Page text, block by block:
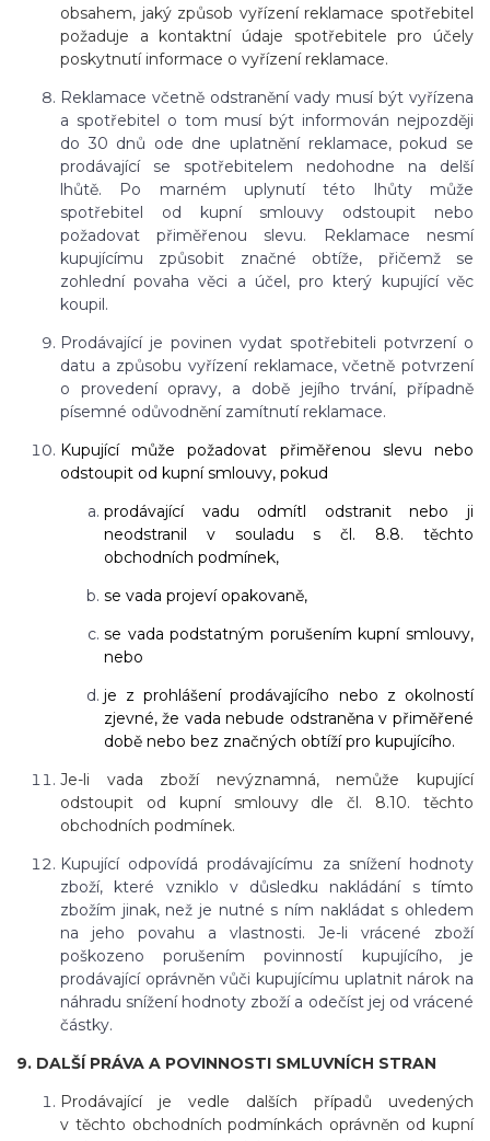
obsahem, jaký způsob vyřízení reklamace spotřebitel
požaduje a kontaktní údaje spotřebitele pro účely
poskytnutí informace o vyřízení reklamace.
Reklamace včetně odstranění vady musí být vyřízena
a spotřebitel o tom musí být informován nejpozději
do 30 dnů ode dne uplatnění reklamace, pokud se
prodávající se spotřebitelem nedohodne na delší
lhůtě. Po marném uplynutí této lhůty může
spotřebitel od kupní smlouvy odstoupit nebo
požadovat přiměřenou slevu. Reklamace nesmí
kupujícímu způsobit značné obtíže, přičemž se
zohlední povaha věci a účel, pro který kupující věc
koupil.
Prodávající je povinen vydat spotřebiteli potvrzení o
datu a způsobu vyřízení reklamace, včetně potvrzení
o provedení opravy, a době jejího trvání, případně
písemné odůvodnění zamítnutí reklamace.
Kupující může požadovat přiměřenou slevu nebo
odstoupit od kupní smlouvy, pokud
prodávající vadu odmítl odstranit nebo ji
neodstranil v souladu s čl. 8.8. těchto
obchodních podmínek,
se vada projeví opakovaně,
se vada podstatným porušením kupní smlouvy,
nebo
je z prohlášení prodávajícího nebo z okolností
zjevné, že vada nebude odstraněna v přiměřené
době nebo bez značných obtíží pro kupujícího.
Je-li vada zboží nevýznamná, nemůže kupující
odstoupit od kupní smlouvy dle čl. 8.10. těchto
obchodních podmínek.
Kupující odpovídá prodávajícímu za snížení hodnoty
zboží, které vzniklo v důsledku nakládání s tímto
zbožím jinak, než je nutné s ním nakládat s ohledem
na jeho povahu a vlastnosti. Je-li vrácené zboží
poškozeno porušením povinností kupujícího, je
prodávající oprávněn vůči kupujícímu uplatnit nárok na
náhradu snížení hodnoty zboží a odečíst jej od vrácené
částky.
9. DALŠÍ PRÁVA A POVINNOSTI SMLUVNÍCH STRAN
Prodávající je vedle dalších případů uvedených
v těchto obchodních podmínkách oprávněn od kupní